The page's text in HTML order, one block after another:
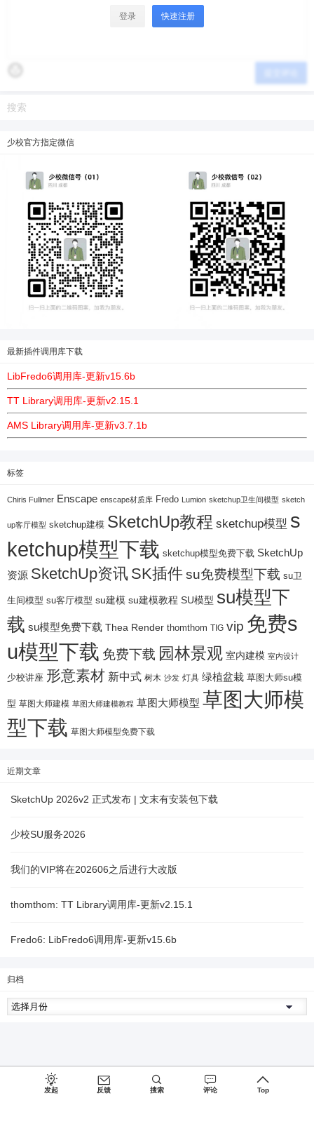
登录 快速注册
少校官方指定微信
最新插件调用库下载
LibFredo6调用库-更新v15.6b
TT Library调用库-更新v2.15.1
AMS Library调用库-更新v3.7.1b
标签
Chiris Fullmer Enscape enscape材质库 Fredo Lumion sketchup卫生间模型 sketch
up客厅模型 sketchup建模 SketchUp教程 sketchup模型 s
ketchup模型下载 sketchup模型免费下载 SketchUp
资源 SketchUp资讯 SK插件su免费模型下载 su卫
生间模型 su客厅模型 su建模 su建模教程 SU模型 su模型下
载 su模型免费下载 Thea Render thomthom TIG vip 免费s
u模型下载 免费下载 园林景观 室内建模 室内设计
少校讲座 形意素材 新中式 树木 沙发 灯具 绿植盆栽 草图大师su模
型 草图大师建模 草图大师建模教程 草图大师模型 草图大师模
型下载 草图大师模型免费下载
近期文章
SketchUp 2026v2 正式发布 | 文末有安装包下载
少校SU服务2026
我们的VIP将在202606之后进行大改版
thomthom: TT Library调用库-更新v2.15.1
Fredo6: LibFredo6调用库-更新v15.6b
归档
发起 反馈 搜索 评论 Top